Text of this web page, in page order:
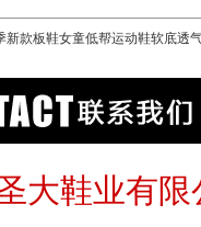
新款板鞋女童低帮运动鞋软底透
大鞋业有限